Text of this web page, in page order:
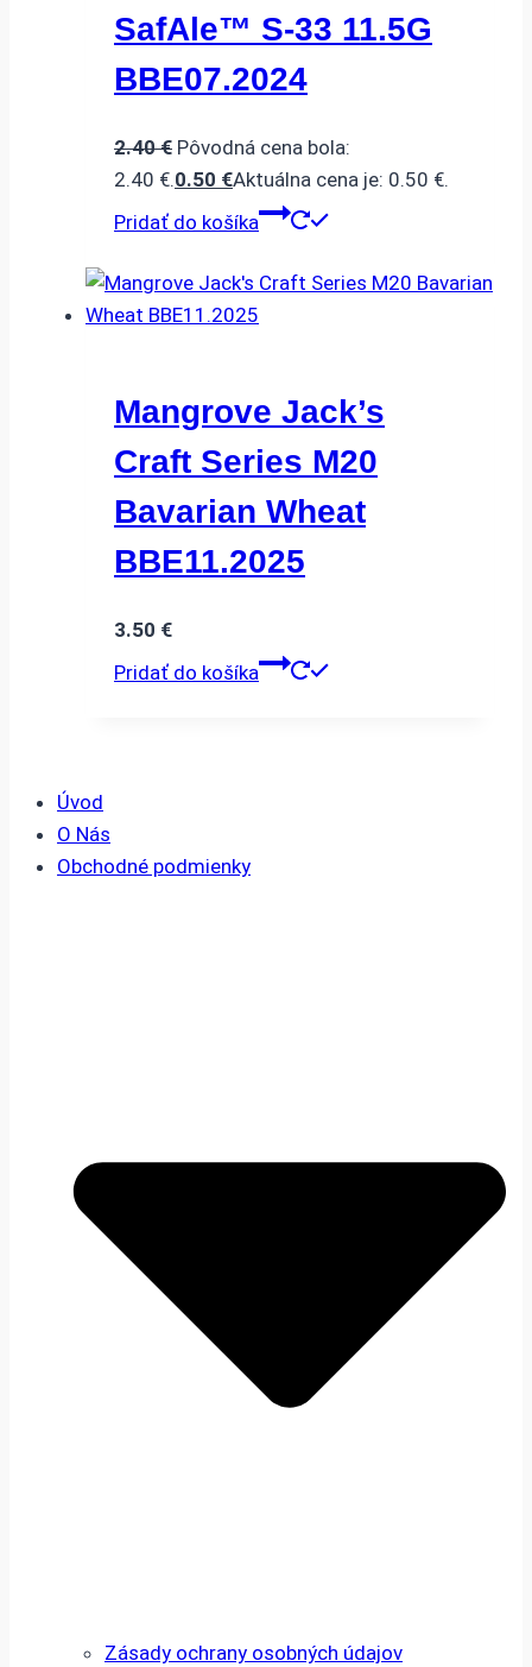
SafAle™ S-33 11.5G
BBE07.2024
2.40€ Pôvodná cena bola:
2.40 €.0.50 €Aktuálna cena je: 0.50 €.
Pridať do košíka
Mangrove Jack’s
Craft Series M20
Bavarian Wheat
BBE11.2025
3.50 €
Pridať do košíka
Úvod
O Nás
Obchodné podmienky
Zásady ochrany osobných údajov